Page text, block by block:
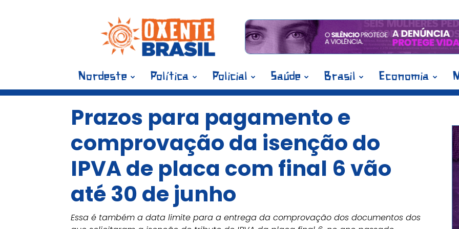
Blog
Oxente
Brasil
Nordeste Política Policial Saúde Brasil Economia
Prazos para pagamento e
comprovação da isenção do
IPVA de placa com final 6 vão
até 30 de junho
Essa é também a data limite para a entrega da comprovação dos documentos dos